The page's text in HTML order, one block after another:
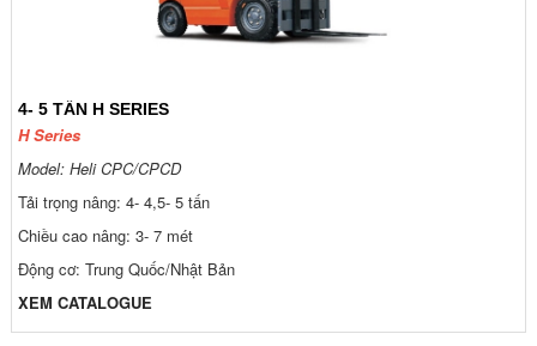
4- 5 TẤN H SERIES
H Series
Model: Heli CPC/CPCD
Tải trọng nâng: 4- 4,5- 5 tấn
Chiều cao nâng: 3- 7 mét
Động cơ: Trung Quốc/Nhật Bản
XEM CATALOGUE